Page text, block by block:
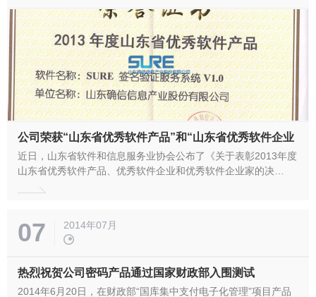
公司荣获“山东省优秀软件产品”和“山东省优秀软件企业
近日，山东省软件和信息服务业协会公布了《关于表彰2013年度
山东省优秀软件产品、优秀软件企业和优秀软件企业家的决
定》，“SURE 签名验证服务系统V1.0”被评为“山东省优秀软件产
心竞争力的...
07 2014年07月
热烈祝贺公司密码产品通过国家财政部入围测试
2014年6月20日，在财政部“国库集中支付电子化管理”项目产品